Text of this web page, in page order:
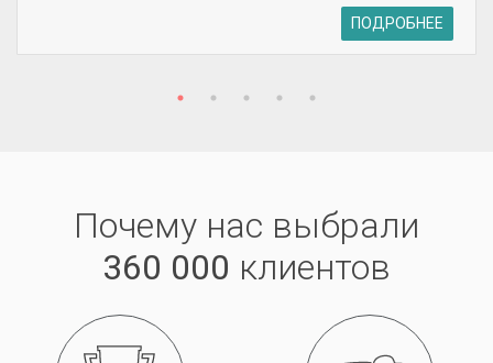
ПОДРОБНЕЕ
Почему нас выбрали
360 000 клиентов